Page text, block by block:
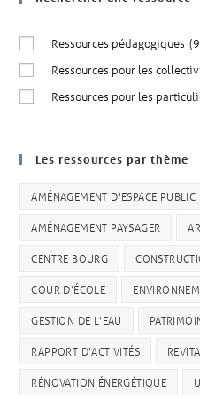
Ressources pédagogiques
Ressources pour les
Ressources pour les
Les ressources par thème
AMÉNAGEMENT D'ESPACE PUBLIC
AMÉNAGEMENT PAYSAGER
CENTRE BOURG
COUR D'ÉCOLE
GESTION DE L'EAU
RAPPORT D'ACTIVITÉS
RÉNOVATION ÉNERGÉTIQUE